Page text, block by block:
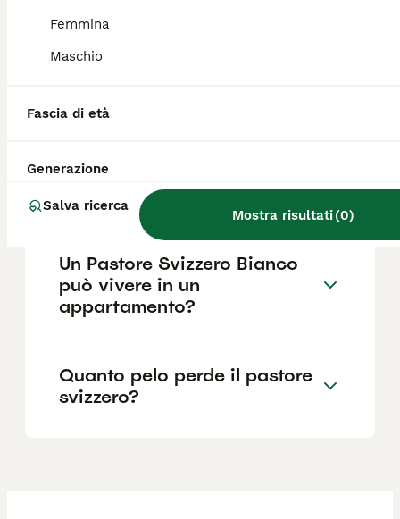
Femmina
Maschio
Fascia di età
Generazione
Salva ricerca
Mostra risultati(0)
reputazione dell'allevatore e la posizione.
svizzero?
Cosa mangiano i pastori
svizzeri?
Un Pastore Svizzero Bianco
può vivere in un
appartamento?
Quanto pelo perde il pastore
svizzero?